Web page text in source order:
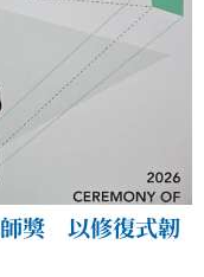
師獎 以修復式韌